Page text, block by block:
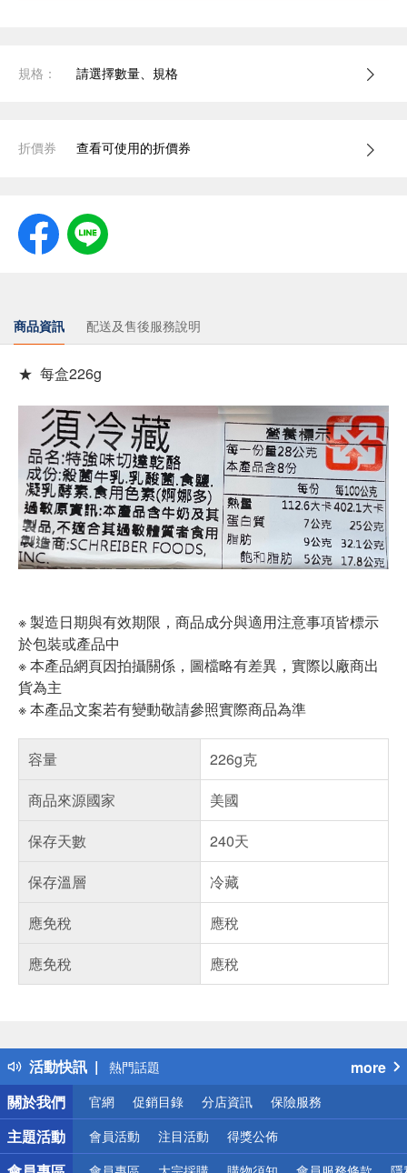
規格： 請選擇數量、規格
折價券 查看可使用的折價券
商品資訊 配送及售後服務說明
★ 每盒226g
※ 製造日期與有效期限，商品成分與適用注意事項皆標示
於包裝或產品中
※ 本產品網頁因拍攝關係，圖檔略有差異，實際以廠商出
貨為主
※ 本產品文案若有變動敬請參照實際商品為準
容量
226g克
商品來源國家
美國
保存天數
240天
保存溫層
冷藏
應免稅
應稅
應免稅
應稅
活動快訊
得獎公告
熱門話題
銀行優惠
偏遠地區配送
詐騙網頁！請小心！
more
關於我們
官網 促銷目錄 分店資訊 保險服務
主題活動 會員活動 注目活動 得獎公佈